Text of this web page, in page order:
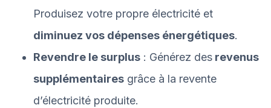
Produisez votre propre électricité et
diminuez vos dépenses énergétiques.
Revendre le surplus : Générez des revenus
supplémentaires grâce à la revente
d’électricité produite.